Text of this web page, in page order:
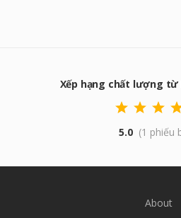
Xếp hạng chất lượng từ
5.0 (1 phiếu
About